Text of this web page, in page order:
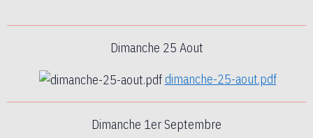
Dimanche 25 Aout
dimanche-25-aout.pdf
Dimanche 1er Septembre